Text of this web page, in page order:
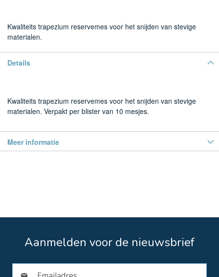
Kwaliteits trapezium reservemes voor het snijden van stevige
materialen.
Details
Kwaliteits trapezium reservemes voor het snijden van stevige
materialen. Verpakt per blister van 10 mesjes.
Meer informatie
Aanmelden voor de nieuwsbrief